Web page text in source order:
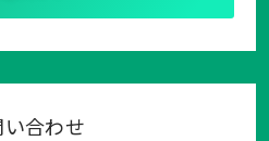
い合わせ